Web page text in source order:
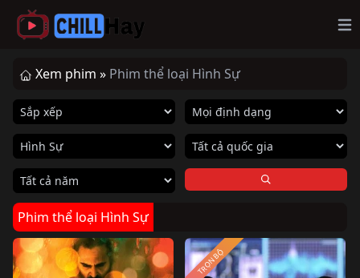
Xem phim » Phim thể loại Hình Sự
Phim thể loại Hình Sự
TRỌN BỘ